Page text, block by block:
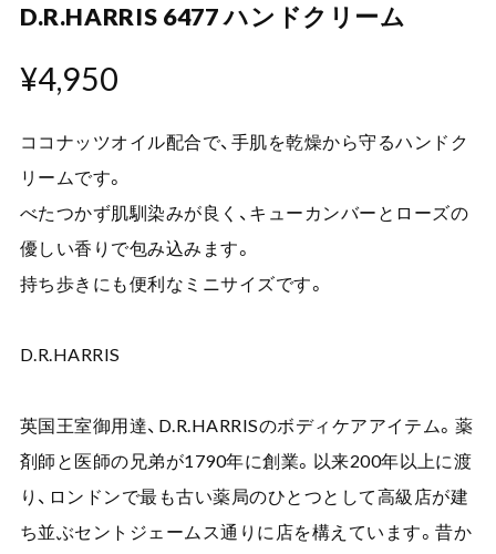
D.R.HARRIS 6477 ハンドクリーム
¥4,950
ココナッツオイル配合で、手肌を乾燥から守るハンドク
リームです。
べたつかず肌馴染みが良く、キューカンバーとローズの
優しい香りで包み込みます。
持ち歩きにも便利なミニサイズです。
D.R.HARRIS
英国王室御用達、D.R.HARRISのボディケアアイテム。薬
剤師と医師の兄弟が1790年に創業。以来200年以上に渡
り、ロンドンで最も古い薬局のひとつとして高級店が建
ち並ぶセントジェームス通りに店を構えています。昔か